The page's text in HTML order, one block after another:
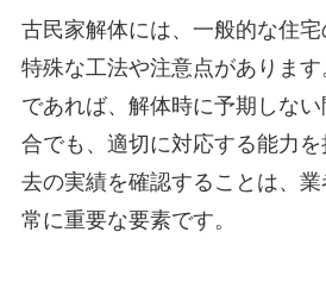
古民家解体には、一般的な住
特殊な工法や注意点がありま
であれば、解体時に予期しな
合でも、適切に対応する能力
去の実績を確認することは、
常に重要な要素です。